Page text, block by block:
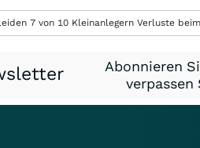
7 von 10 Kleinanlegern Verluste
Abonnieren
verpassen